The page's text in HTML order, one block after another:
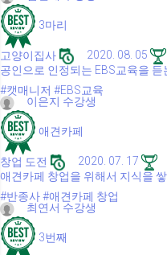
3마리
고양이집사 2020. 08. 05
공인으로 인정되는 EBS교육을
#캣매니저 #EBS교육
이은지 수강생
애견카페
창업 도전 2020. 07. 17
애견카페 창업을 위해서 지식을
#반종사#애견카페 창업
최연서 수강생
3번째